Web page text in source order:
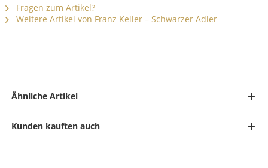
Fragen zum Artikel?
Weitere Artikel von Franz Keller – Schwarzer Adler
Ähnliche Artikel
Kunden kauften auch